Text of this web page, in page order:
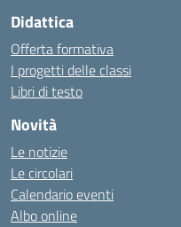
Didattica
Offerta formativa
I progetti delle classi
Libri di testo
Novità
Le notizie
Le circolari
Calendario eventi
Albo online